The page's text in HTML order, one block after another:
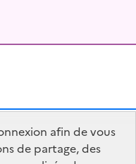
afin de vous
de partage, des